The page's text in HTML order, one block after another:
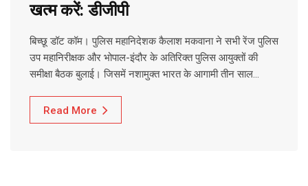
खत्म करें: डीजीपी
बिच्छू डॉट कॉम। पुलिस महानिदेशक कैलाश मकवाना ने सभी रेंज पुलिस
उप महानिरीक्षक और भोपाल-इंदौर के अतिरिक्त पुलिस आयुक्तों की
समीक्षा बैठक बुलाई। जिसमें नशामुक्त भारत के आगामी तीन साल…
Read More